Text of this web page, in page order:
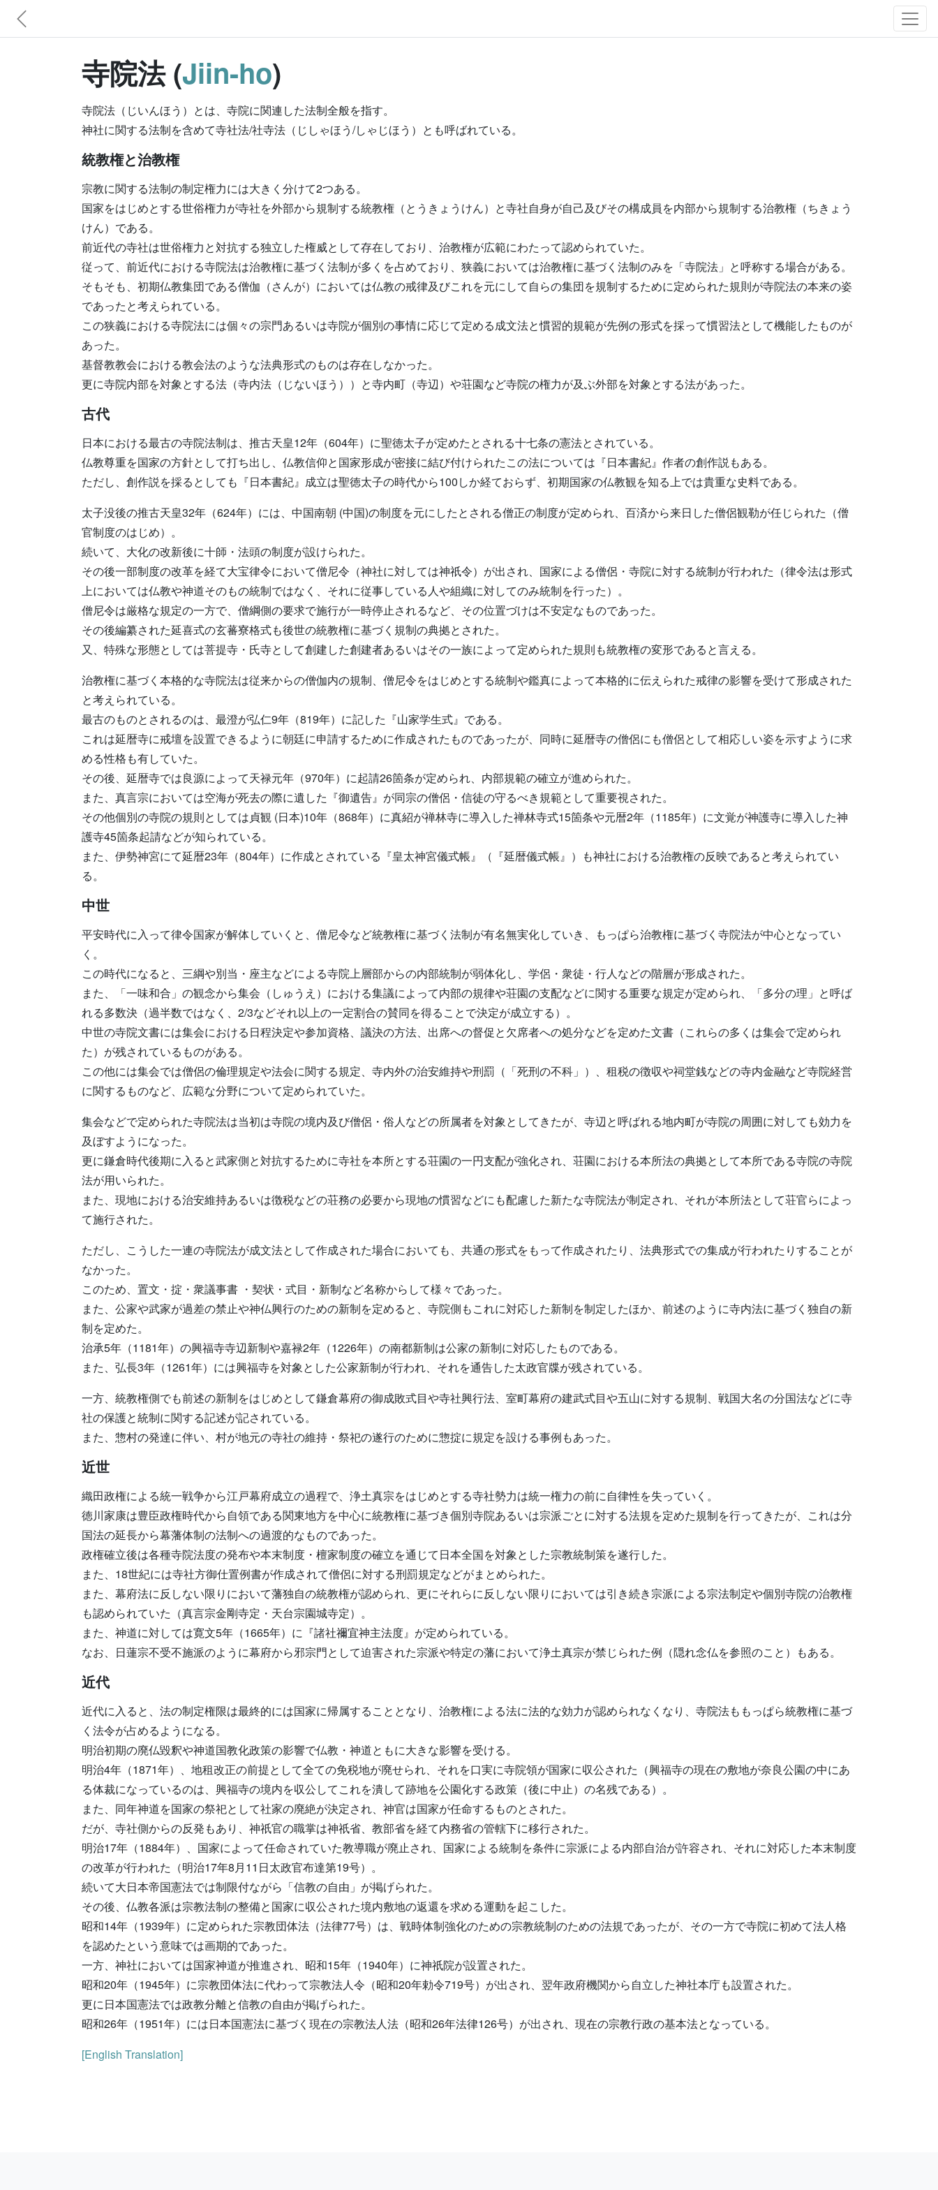
寺院法 (Jiin-ho)
寺院法（じいんほう）とは、寺院に関連した法制全般を指す。
神社に関する法制を含めて寺社法/社寺法（じしゃほう/しゃじほう）とも呼ばれている。
統教権と治教権
宗教に関する法制の制定権力には大きく分けて2つある。
国家をはじめとする世俗権力が寺社を外部から規制する統教権（とうきょうけん）と寺社自身が自己及びその構成員を内部から規制する治教権（ちきょう
けん）である。
前近代の寺社は世俗権力と対抗する独立した権威として存在しており、治教権が広範にわたって認められていた。
従って、前近代における寺院法は治教権に基づく法制が多くを占めており、狭義においては治教権に基づく法制のみを「寺院法」と呼称する場合がある。
そもそも、初期仏教集団である僧伽（さんが）においては仏教の戒律及びこれを元にして自らの集団を規制するために定められた規則が寺院法の本来の姿
であったと考えられている。
この狭義における寺院法には個々の宗門あるいは寺院が個別の事情に応じて定める成文法と慣習的規範が先例の形式を採って慣習法として機能したものが
あった。
基督教教会における教会法のような法典形式のものは存在しなかった。
更に寺院内部を対象とする法（寺内法（じないほう））と寺内町（寺辺）や荘園など寺院の権力が及ぶ外部を対象とする法があった。
古代
日本における最古の寺院法制は、推古天皇12年（604年）に聖徳太子が定めたとされる十七条の憲法とされている。
仏教尊重を国家の方針として打ち出し、仏教信仰と国家形成が密接に結び付けられたこの法については『日本書紀』作者の創作説もある。
ただし、創作説を採るとしても『日本書紀』成立は聖徳太子の時代から100しか経ておらず、初期国家の仏教観を知る上では貴重な史料である。
太子没後の推古天皇32年（624年）には、中国南朝 (中国)の制度を元にしたとされる僧正の制度が定められ、百済から来日した僧侶観勒が任じられた（僧
官制度のはじめ）。
続いて、大化の改新後に十師・法頭の制度が設けられた。
その後一部制度の改革を経て大宝律令において僧尼令（神社に対しては神祇令）が出され、国家による僧侶・寺院に対する統制が行われた（律令法は形式
上においては仏教や神道そのもの統制ではなく、それに従事している人や組織に対してのみ統制を行った）。
僧尼令は厳格な規定の一方で、僧綱側の要求で施行が一時停止されるなど、その位置づけは不安定なものであった。
その後編纂された延喜式の玄蕃寮格式も後世の統教権に基づく規制の典拠とされた。
又、特殊な形態としては菩提寺・氏寺として創建した創建者あるいはその一族によって定められた規則も統教権の変形であると言える。
治教権に基づく本格的な寺院法は従来からの僧伽内の規制、僧尼令をはじめとする統制や鑑真によって本格的に伝えられた戒律の影響を受けて形成された
と考えられている。
最古のものとされるのは、最澄が弘仁9年（819年）に記した『山家学生式』である。
これは延暦寺に戒壇を設置できるように朝廷に申請するために作成されたものであったが、同時に延暦寺の僧侶にも僧侶として相応しい姿を示すように求
める性格も有していた。
その後、延暦寺では良源によって天禄元年（970年）に起請26箇条が定められ、内部規範の確立が進められた。
また、真言宗においては空海が死去の際に遺した『御遺告』が同宗の僧侶・信徒の守るべき規範として重要視された。
その他個別の寺院の規則としては貞観 (日本)10年（868年）に真紹が禅林寺に導入した禅林寺式15箇条や元暦2年（1185年）に文覚が神護寺に導入した神
護寺45箇条起請などが知られている。
また、伊勢神宮にて延暦23年（804年）に作成とされている『皇太神宮儀式帳』（『延暦儀式帳』）も神社における治教権の反映であると考えられてい
る。
中世
平安時代に入って律令国家が解体していくと、僧尼令など統教権に基づく法制が有名無実化していき、もっぱら治教権に基づく寺院法が中心となってい
く。
この時代になると、三綱や別当・座主などによる寺院上層部からの内部統制が弱体化し、学侶・衆徒・行人などの階層が形成された。
また、「一味和合」の観念から集会（しゅうえ）における集議によって内部の規律や荘園の支配などに関する重要な規定が定められ、「多分の理」と呼ば
れる多数決（過半数ではなく、2/3などそれ以上の一定割合の賛同を得ることで決定が成立する）。
中世の寺院文書には集会における日程決定や参加資格、議決の方法、出席への督促と欠席者への処分などを定めた文書（これらの多くは集会で定められ
た）が残されているものがある。
この他には集会では僧侶の倫理規定や法会に関する規定、寺内外の治安維持や刑罰（「死刑の不科」）、租税の徴収や祠堂銭などの寺内金融など寺院経営
に関するものなど、広範な分野について定められていた。
集会などで定められた寺院法は当初は寺院の境内及び僧侶・俗人などの所属者を対象としてきたが、寺辺と呼ばれる地内町が寺院の周囲に対しても効力を
及ぼすようになった。
更に鎌倉時代後期に入ると武家側と対抗するために寺社を本所とする荘園の一円支配が強化され、荘園における本所法の典拠として本所である寺院の寺院
法が用いられた。
また、現地における治安維持あるいは徴税などの荘務の必要から現地の慣習などにも配慮した新たな寺院法が制定され、それが本所法として荘官らによっ
て施行された。
ただし、こうした一連の寺院法が成文法として作成された場合においても、共通の形式をもって作成されたり、法典形式での集成が行われたりすることが
なかった。
このため、置文・掟・衆議事書 ・契状・式目・新制など名称からして様々であった。
また、公家や武家が過差の禁止や神仏興行のための新制を定めると、寺院側もこれに対応した新制を制定したほか、前述のように寺内法に基づく独自の新
制を定めた。
治承5年（1181年）の興福寺寺辺新制や嘉禄2年（1226年）の南都新制は公家の新制に対応したものである。
また、弘長3年（1261年）には興福寺を対象とした公家新制が行われ、それを通告した太政官牒が残されている。
一方、統教権側でも前述の新制をはじめとして鎌倉幕府の御成敗式目や寺社興行法、室町幕府の建武式目や五山に対する規制、戦国大名の分国法などに寺
社の保護と統制に関する記述が記されている。
また、惣村の発達に伴い、村が地元の寺社の維持・祭祀の遂行のために惣掟に規定を設ける事例もあった。
近世
織田政権による統一戦争から江戸幕府成立の過程で、浄土真宗をはじめとする寺社勢力は統一権力の前に自律性を失っていく。
徳川家康は豊臣政権時代から自領である関東地方を中心に統教権に基づき個別寺院あるいは宗派ごとに対する法規を定めた規制を行ってきたが、これは分
国法の延長から幕藩体制の法制への過渡的なものであった。
政権確立後は各種寺院法度の発布や本末制度・檀家制度の確立を通じて日本全国を対象とした宗教統制策を遂行した。
また、18世紀には寺社方御仕置例書が作成されて僧侶に対する刑罰規定などがまとめられた。
また、幕府法に反しない限りにおいて藩独自の統教権が認められ、更にそれらに反しない限りにおいては引き続き宗派による宗法制定や個別寺院の治教権
も認められていた（真言宗金剛寺定・天台宗園城寺定）。
また、神道に対しては寛文5年（1665年）に『諸社禰宜神主法度』が定められている。
なお、日蓮宗不受不施派のように幕府から邪宗門として迫害された宗派や特定の藩において浄土真宗が禁じられた例（隠れ念仏を参照のこと）もある。
近代
近代に入ると、法の制定権限は最終的には国家に帰属することとなり、治教権による法に法的な効力が認められなくなり、寺院法ももっぱら統教権に基づ
く法令が占めるようになる。
明治初期の廃仏毀釈や神道国教化政策の影響で仏教・神道ともに大きな影響を受ける。
明治4年（1871年）、地租改正の前提として全ての免税地が廃せられ、それを口実に寺院領が国家に収公された（興福寺の現在の敷地が奈良公園の中にあ
る体裁になっているのは、興福寺の境内を収公してこれを潰して跡地を公園化する政策（後に中止）の名残である）。
また、同年神道を国家の祭祀として社家の廃絶が決定され、神官は国家が任命するものとされた。
だが、寺社側からの反発もあり、神祇官の職掌は神祇省、教部省を経て内務省の管轄下に移行された。
明治17年（1884年）、国家によって任命されていた教導職が廃止され、国家による統制を条件に宗派による内部自治が許容され、それに対応した本末制度
の改革が行われた（明治17年8月11日太政官布達第19号）。
続いて大日本帝国憲法では制限付ながら「信教の自由」が掲げられた。
その後、仏教各派は宗教法制の整備と国家に収公された境内敷地の返還を求める運動を起こした。
昭和14年（1939年）に定められた宗教団体法（法律77号）は、戦時体制強化のための宗教統制のための法規であったが、その一方で寺院に初めて法人格
を認めたという意味では画期的であった。
一方、神社においては国家神道が推進され、昭和15年（1940年）に神祇院が設置された。
昭和20年（1945年）に宗教団体法に代わって宗教法人令（昭和20年勅令719号）が出され、翌年政府機関から自立した神社本庁も設置された。
更に日本国憲法では政教分離と信教の自由が掲げられた。
昭和26年（1951年）には日本国憲法に基づく現在の宗教法人法（昭和26年法律126号）が出され、現在の宗教行政の基本法となっている。
[English Translation]